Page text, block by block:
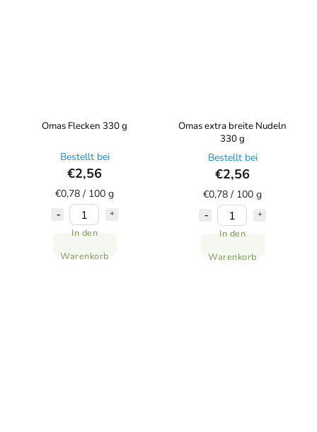
Omas Flecken 330 g
Bestellt bei
€2,56
€0,78 / 100 g
In den
Warenkorb
Omas extra breite Nudeln
330 g
Bestellt bei
€2,56
€0,78 / 100 g
In den
Warenkorb